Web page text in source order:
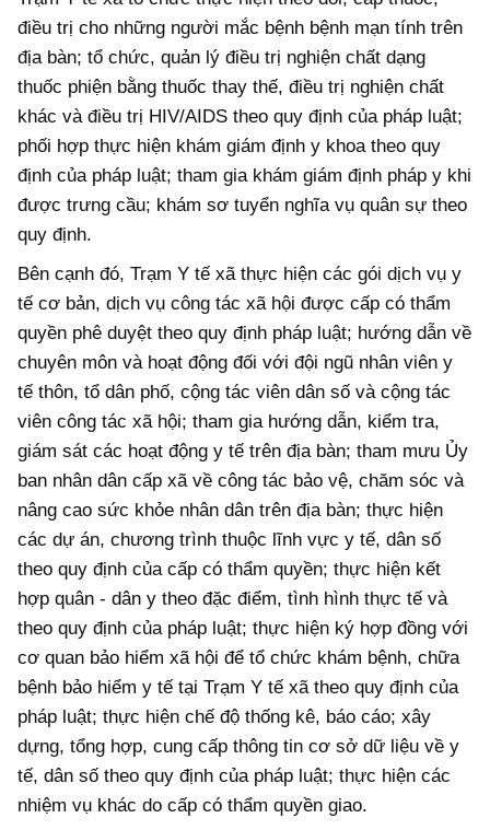
điều trị cho những người mắc bệnh bệnh mạn tính trên
địa bàn; tổ chức, quản lý điều trị nghiện chất dạng
thuốc phiện bằng thuốc thay thế, điều trị nghiện chất
khác và điều trị HIV/AIDS theo quy định của pháp luật;
phối hợp thực hiện khám giám định y khoa theo quy
định của pháp luật; tham gia khám giám định pháp y khi
được trưng cầu; khám sơ tuyển nghĩa vụ quân sự theo
quy định.
Bên cạnh đó, Trạm Y tế xã thực hiện các gói dịch vụ y
tế cơ bản, dịch vụ công tác xã hội được cấp có thẩm
quyền phê duyệt theo quy định pháp luật; hướng dẫn về
chuyên môn và hoạt động đối với đội ngũ nhân viên y
tế thôn, tổ dân phố, cộng tác viên dân số và cộng tác
viên công tác xã hội; tham gia hướng dẫn, kiểm tra,
giám sát các hoạt động y tế trên địa bàn; tham mưu Ủy
ban nhân dân cấp xã về công tác bảo vệ, chăm sóc và
nâng cao sức khỏe nhân dân trên địa bàn; thực hiện
các dự án, chương trình thuộc lĩnh vực y tế, dân số
theo quy định của cấp có thẩm quyền; thực hiện kết
hợp quân - dân y theo đặc điểm, tình hình thực tế và
theo quy định của pháp luật; thực hiện ký hợp đồng với
cơ quan bảo hiểm xã hội để tổ chức khám bệnh, chữa
bệnh bảo hiểm y tế tại Trạm Y tế xã theo quy định của
pháp luật; thực hiện chế độ thống kê, báo cáo; xây
dựng, tổng hợp, cung cấp thông tin cơ sở dữ liệu về y
tế, dân số theo quy định của pháp luật; thực hiện các
nhiệm vụ khác do cấp có thẩm quyền giao.